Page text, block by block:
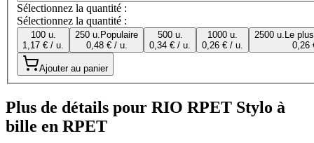
Sélectionnez la quantité :
Sélectionnez la quantité :
100 u.
1,17 € / u.
250 u. Populaire
0,48 € / u.
500 u.
0,34 € / u.
1000 u.
0,26 € / u.
2500 u. Le
0,26
Ajouter au panier
Plus de détails pour RIO RPET Stylo à
bille en RPET